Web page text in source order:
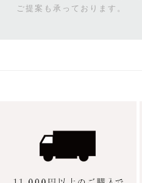
ご提案も承っております。